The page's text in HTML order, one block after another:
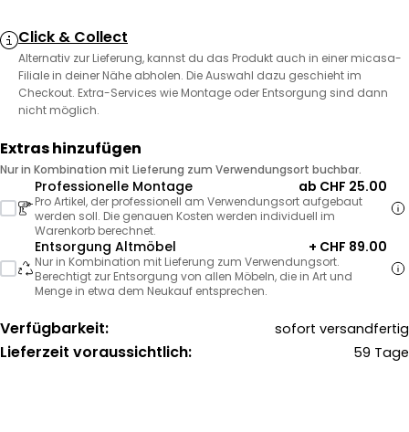
Click & Collect
Alternativ zur Lieferung, kannst du das Produkt auch in einer micasa-
Filiale in deiner Nähe abholen. Die Auswahl dazu geschieht im
Checkout. Extra-Services wie Montage oder Entsorgung sind dann
nicht möglich.
Extras hinzufügen
Nur in Kombination mit Lieferung zum Verwendungsort buchbar.
Professionelle Montage ab CHF 25.00
Pro Artikel, der professionell am Verwendungsort aufgebaut
werden soll. Die genauen Kosten werden individuell im
Warenkorb berechnet.
Entsorgung Altmöbel + CHF 89.00
Nur in Kombination mit Lieferung zum Verwendungsort.
Berechtigt zur Entsorgung von allen Möbeln, die in Art und
Menge in etwa dem Neukauf entsprechen.
Verfügbarkeit: sofort versandfertig
Lieferzeit voraussichtlich: 59 Tage